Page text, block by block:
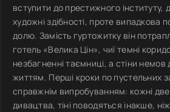
вступити до престижного інституту,
художні здібності, проте випадкова
долю. Замість гуртожитку він
готель «Велика Цін», чиї темні
незбагненні таємниці, а стіни
життям. Перші кроки по пустельних
справжнім випробуванням: кожні
дивацтва, тіні поводяться інакше,